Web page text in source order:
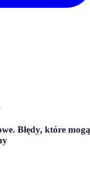
Błędy, które